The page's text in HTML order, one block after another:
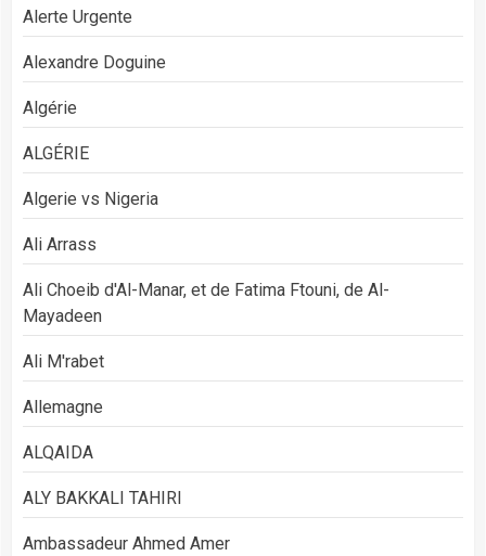
Alerte Urgente
Alexandre Doguine
Algérie
ALGÉRIE
Algerie vs Nigeria
Ali Arrass
Ali Choeib d'Al-Manar, et de Fatima Ftouni, de Al-
Mayadeen
Ali M'rabet
Allemagne
ALQAIDA
ALY BAKKALI TAHIRI
Ambassadeur Ahmed Amer